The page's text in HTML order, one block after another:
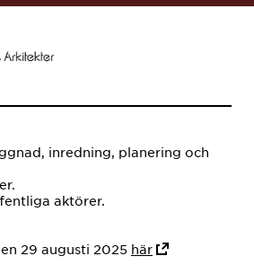
inredning, planering och
aktörer.
29 augusti 2025 här